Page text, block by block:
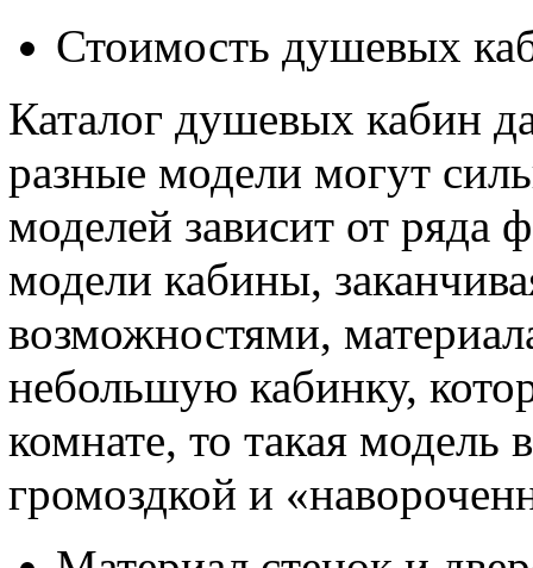
Стоимость душевых
Каталог душевых кабин
разные модели могут
моделей зависит от ряда
модели кабины,
возможностями,
небольшую кабинку,
комнате, то такая модель
громоздкой и